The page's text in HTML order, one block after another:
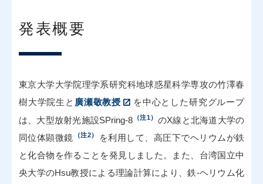
発表概要
東京大学大学院理学系研究科地球惑星科学専攻の竹澤春
樹大学院生と 廣瀬敬教授
を中心とした研究グループ
は、大型放射光施設SPring-8 （注1）
のX線と北海道大学の
同位体顕微鏡
（注2）
を利用して、高圧下でヘリウムが鉄
と化合物を作ることを発見しました。また、台湾国立中
央大学のHsu教授による理論計算により、鉄-ヘリウム化